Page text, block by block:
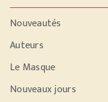
Nouveautés
Auteurs
Le Masque
Nouveaux jours